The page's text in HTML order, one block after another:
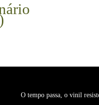
O tempo passa, o vinil